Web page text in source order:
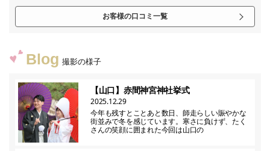
お客様の口コミ一覧
Blog 撮影の様子
【山口】赤間神宮神社挙式
2025.12.29
今年も残すとことあと数日、師走らしい賑やかな
街並みで冬を感じています。寒さに負けず、たく
さんの笑顔に囲まれた今回は山口の